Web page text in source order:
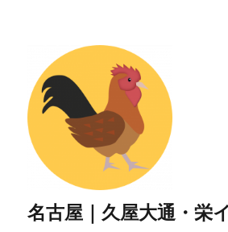
名古屋｜久屋大通・栄